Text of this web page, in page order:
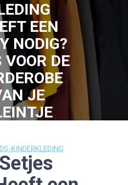
EEN
NODIG?
DE
JE
KINDERKLEDING
15 TAGS